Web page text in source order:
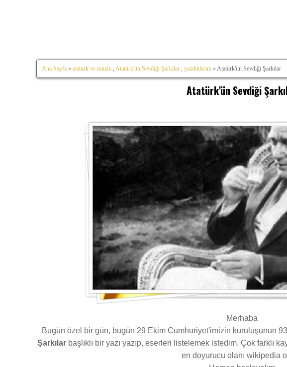
Ana Sayfa » atatürk ve müzik , Atatürk'ün Sevdiği Şarkılar , yazdıklarım » Atatürk'ün Sevdiği Şarkılar
Atatürk'ün Sevdiği
Merhaba
Bugün özel bir gün, bugün 29 Ekim Cumhuriyet'imizin kuruluşunun
Şarkılar başlıklı bir yazı yazıp, eserleri listelemek istedim. Çok farklı
en doyurucu olanı wikipedia